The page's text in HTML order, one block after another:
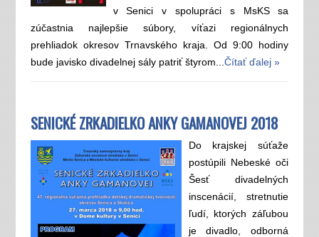
v Senici v spolupráci s MsKS sa
zúčastnia najlepšie súbory, víťazi regionálnych
prehliadok okresov Trnavského kraja. Od 9:00 hodiny
bude javisko divadelnej sály patriť štyrom... Čítať ďalej »
SENICKÉ ZRKADIELKO ANKY GAMANOVEJ 2018
Do krajskej súťaže
postúpili Nebeské oči
Šesť divadelných
inscenácií, stretnutie
ľudí, ktorých záľubou
je divadlo, odborná